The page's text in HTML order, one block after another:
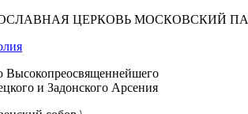
ЦЕРКОВЬ МОСКОВСКИЙ
Высокопреосвященнейшего
и Задонского Арсения